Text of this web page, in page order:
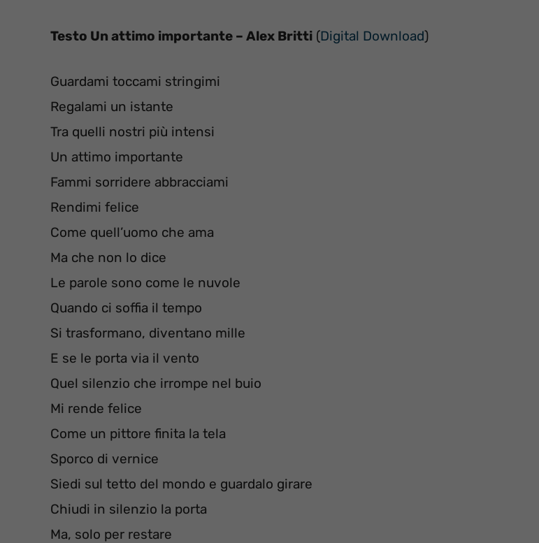
Testo Un attimo importante – Alex Britti (Digital Download)
Guardami toccami stringimi
Regalami un istante
Tra quelli nostri più intensi
Un attimo importante
Fammi sorridere abbracciami
Rendimi felice
Come quell’uomo che ama
Ma che non lo dice
Le parole sono come le nuvole
Quando ci soffia il tempo
Si trasformano, diventano mille
E se le porta via il vento
Quel silenzio che irrompe nel buio
Mi rende felice
Come un pittore finita la tela
Sporco di vernice
Siedi sul tetto del mondo e guardalo girare
Chiudi in silenzio la porta
Ma, solo per restare